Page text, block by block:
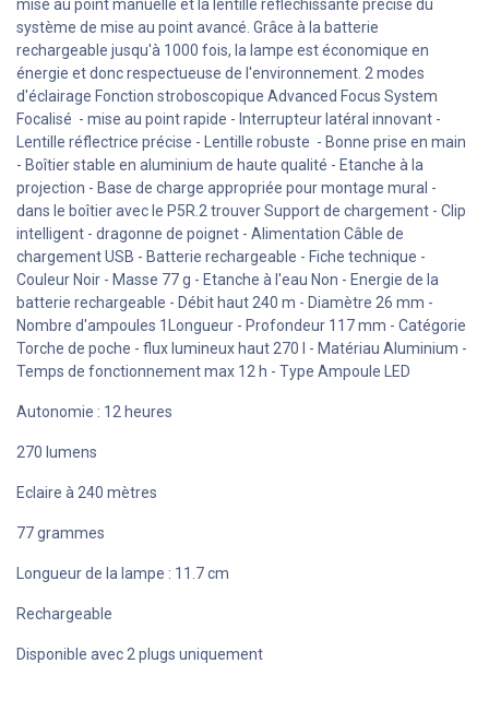
mise au point manuelle et la lentille réfléchissante précise du
système de mise au point avancé. Grâce à la batterie
rechargeable jusqu'à 1000 fois, la lampe est économique en
énergie et donc respectueuse de l'environnement. 2 modes
d'éclairage Fonction stroboscopique Advanced Focus System
Focalisé - mise au point rapide - Interrupteur latéral innovant -
Lentille réflectrice précise - Lentille robuste - Bonne prise en main
- Boîtier stable en aluminium de haute qualité - Etanche à la
projection - Base de charge appropriée pour montage mural -
dans le boîtier avec le P5R.2 trouver Support de chargement - Clip
intelligent - dragonne de poignet - Alimentation Câble de
chargement USB - Batterie rechargeable - Fiche technique -
Couleur Noir - Masse 77 g - Etanche à l'eau Non - Energie de la
batterie rechargeable - Débit haut 240 m - Diamètre 26 mm -
Nombre d'ampoules 1Longueur - Profondeur 117 mm - Catégorie
Torche de poche - flux lumineux haut 270 l - Matériau Aluminium -
Temps de fonctionnement max 12 h - Type Ampoule LED
Autonomie : 12 heures
270 lumens
Eclaire à 240 mètres
77 grammes
Longueur de la lampe : 11.7 cm
Rechargeable
Disponible avec 2 plugs uniquement